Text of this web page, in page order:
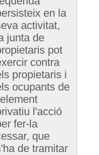
en la
activitat,
junta de
pot
contra
propietaris i
ocupants de
l'acció
fer-la
que
de tramitar